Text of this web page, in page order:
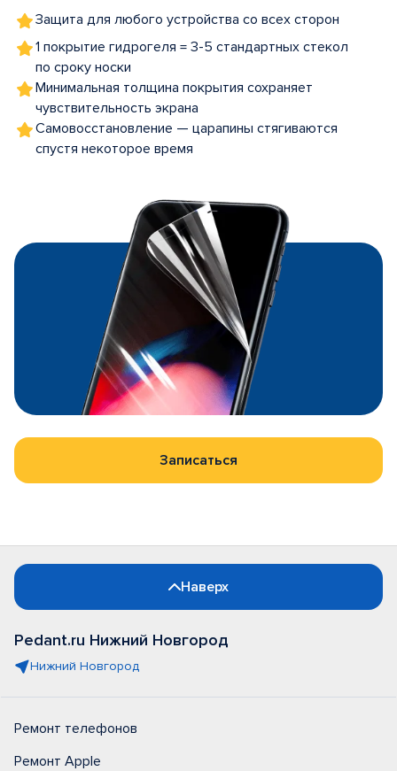
Защита для любого устройства со всех сторон
1 покрытие гидрогеля = 3-5 стандартных стекол
по сроку носки
Минимальная толщина покрытия сохраняет
чувствительность экрана
Самовосстановление — царапины стягиваются
спустя некоторое время
Записаться
Наверх
Pedant.ru Нижний Новгород
Нижний Новгород
Ремонт телефонов
Ремонт Apple